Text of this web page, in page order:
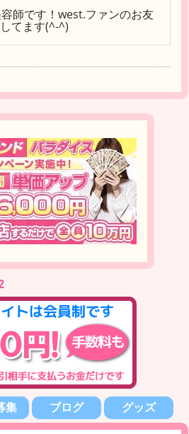
師です！west.ファンのお友
てます(^-^)
集 ブログ グッズ